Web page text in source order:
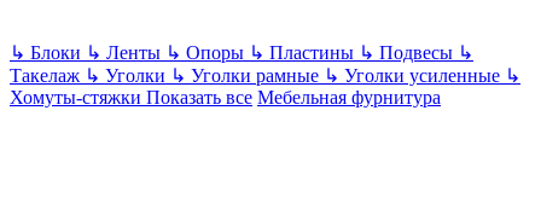
↳ Блоки ↳ Ленты ↳ Опоры ↳ Пластины ↳ Подвесы ↳
Такелаж ↳ Уголки ↳ Уголки рамные ↳ Уголки усиленные ↳
Хомуты-стяжки Показать все Мебельная фурнитура